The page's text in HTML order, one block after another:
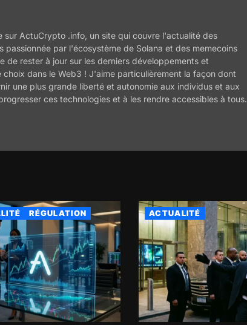
sur ActuCrypto .info, un site qui couvre l'actualité des
par l'écosystème de Solana et des memecoins
de rester à jour sur les derniers développements et
choix dans le Web3 ! J'aime particulièrement la façon dont
une plus grande liberté et autonomie aux individus et aux
ces technologies et à les rendre accessibles à tous.
RÉGULATION ACTUALITÉ